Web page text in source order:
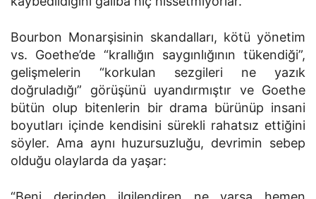
Bourbon Monarşisinin skandalları, kötü yönetim
vs. Goethe’de “krallığın saygınlığının tükendiği”,
gelişmelerin “korkulan sezgileri ne yazık
doğruladığı” görüşünü uyandırmıştır ve Goethe
bütün olup bitenlerin bir drama bürünüp insani
boyutları içinde kendisini sürekli rahatsız ettiğini
söyler. Ama aynı huzursuzluğu, devrimin sebep
olduğu olaylarda da yaşar: